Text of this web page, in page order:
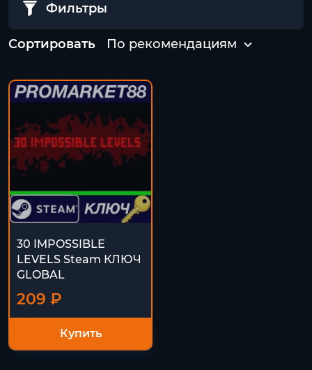
Фильтры
Сортировать По рекомендациям
30 IMPOSSIBLE
LEVELS Steam КЛЮЧ
GLOBAL
209 ₽
Купить